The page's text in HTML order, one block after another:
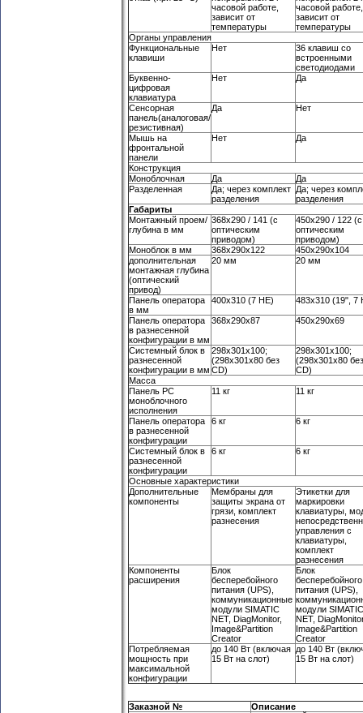
часовой работе,
зависит от
температуры
часовой работе,
зависит от
температуры
Органы управления
Функциональные
клавиши
Нет
36 клавиш со
встроенными
светодиодами
Буквенно-
цифровая
клавиатура
Нет Да
Сенсорная
панель(аналоговая/
резистивная)
Да Нет
Мышь на
фронтальной
панели
Нет Да
Конструкция
Моноблочная
Да
Да
Разделенная
Да; через комплект
разделения
Да; через
разделения
Габариты
Монтажный проем/
глубина в мм
368x290 / 141 (с
оптическим
приводом)
450x290 / 122 (с
оптическим
приводом)
Моноблок в мм
368x290x122
450x290x104
дополнительная
монтажная глубина
(оптический
привод)
20 мм 20 мм
Панель оператора
в мм
400x310 (7 HE) 483x310 (19", 7
Панель оператора
в разнесенной
конфигурации в мм
368x290x87 450x290x69
Системный блок в
разнесенной
конфигурации в мм
298x301x100;
(298x301x80 без
CD)
298x301x100;
(298x301x80 без
CD)
Масса
Панель PC
моноблочного
исполнения
11 кг 11 кг
Панель оператора
в разнесенной
конфигурации
6 кг 6 кг
Системный блок в
разнесенной
конфигурации
6 кг 6 кг
Основные характеристики
Дополнительные
компоненты
Мембраны для
защиты экрана от
грязи, комплект
разнесения
Этикетки для
маркировки
клавиатуры,
управления с
клавиатуры,
комплект
разнесения
Компоненты
расширения
Блок
бесперебойного
питания (UPS),
коммуникационные
модули SIMATIC
NET, DiagMonitor,
Image&Partition
Creator
Блок
бесперебойного
питания (UPS),
модули SIMATIC
NET,
Image&Partition
Creator
Потребляемая
мощность при
максимальной
конфигурации
до 140 Вт (включая
15 Вт на слот)
до 140 Вт
15 Вт на слот)
Заказной №
Описание